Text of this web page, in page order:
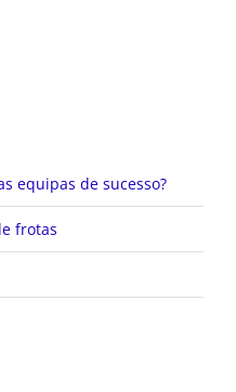
equipas de sucesso?
frotas